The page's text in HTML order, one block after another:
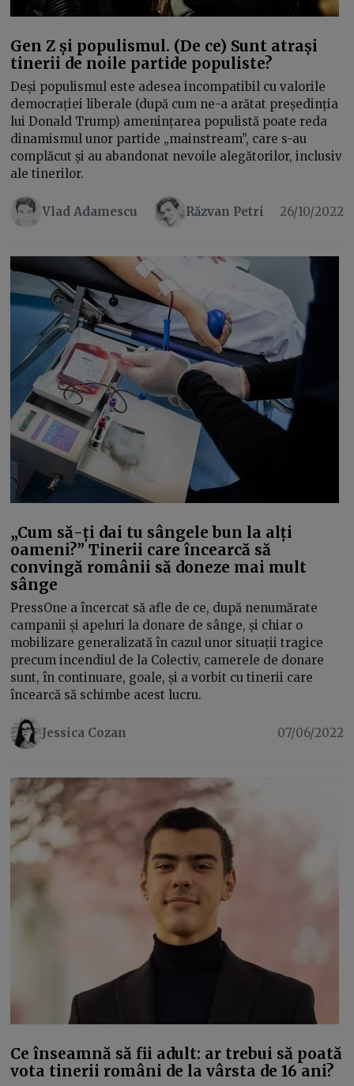
Gen Z și populismul. (De ce) Sunt atrași
tinerii de noile partide populiste?
Deși populismul este adesea incompatibil cu valorile
democrației liberale (după cum ne-a arătat președinția
lui Donald Trump) amenințarea populistă poate reda
dinamismul unor partide „mainstream”, care s-au
complăcut și au abandonat nevoile alegătorilor, inclusiv
ale tinerilor.
Vlad Adamescu Răzvan Petri 26/10/2022
„Cum să-ți dai tu sângele bun la alți
oameni?” Tinerii care încearcă să
convingă românii să doneze mai mult
sânge
PressOne a încercat să afle de ce, după nenumărate
campanii și apeluri la donare de sânge, și chiar o
mobilizare generalizată în cazul unor situații tragice
precum incendiul de la Colectiv, camerele de donare
sunt, în continuare, goale, și a vorbit cu tinerii care
încearcă să schimbe acest lucru.
Jessica Cozan 07/06/2022
Ce înseamnă să fii adult: ar trebui să poată
vota tinerii români de la vârsta de 16 ani?